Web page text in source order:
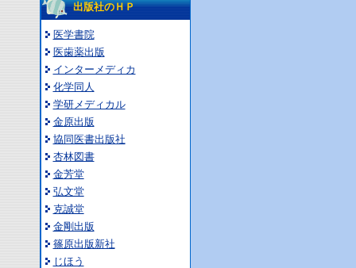
出版社のＨＰ
医学書院
医歯薬出版
インターメディカ
化学同人
学研メディカル
金原出版
協同医書出版社
杏林図書
金芳堂
弘文堂
克誠堂
金剛出版
篠原出版新社
じほう